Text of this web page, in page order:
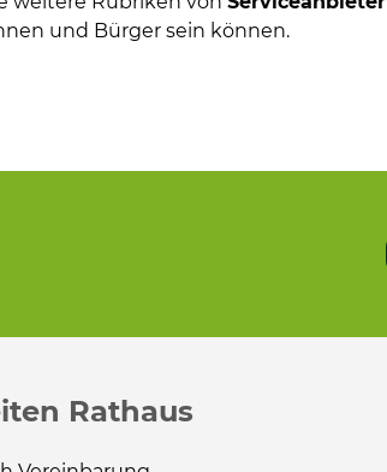
und Bürger sein können.
Rathaus